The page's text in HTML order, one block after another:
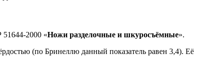
2000 «Ножи разделочные и шкуросъёмные».
(по Бринеллю данный показатель равен 3,4). Её